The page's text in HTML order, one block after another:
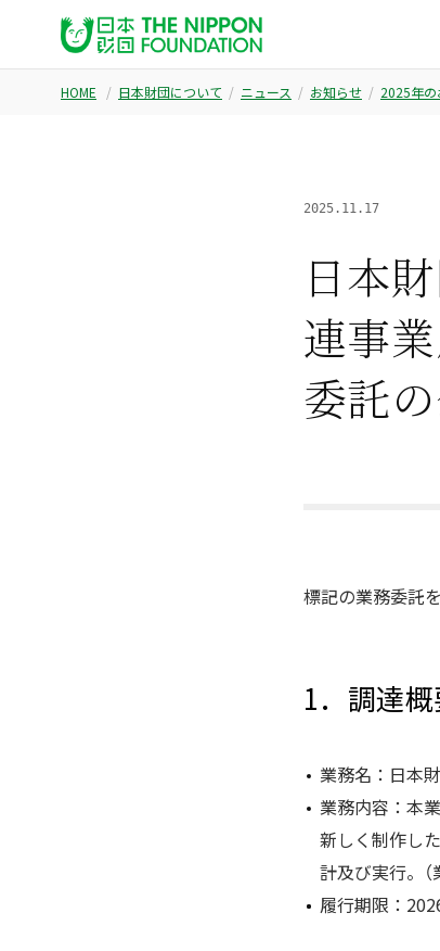
HOME 日本財団について ニュース お知らせ 2025年
2025.11.17
⽇本
連事
委託
標記の業務委託
1．調達
業務名：⽇本
業務内容：本
新しく制作し
計及び実行。
履行期限：